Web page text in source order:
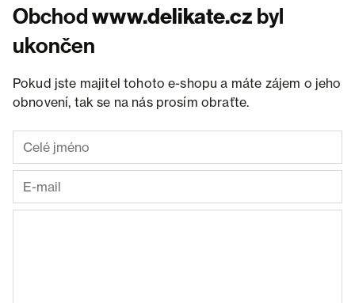
Obchodwww.delikate.cz byl
ukončen
Pokud jste majitel tohoto e-shopu a máte zájem o jeho
obnovení, tak se na nás prosím obraťte.